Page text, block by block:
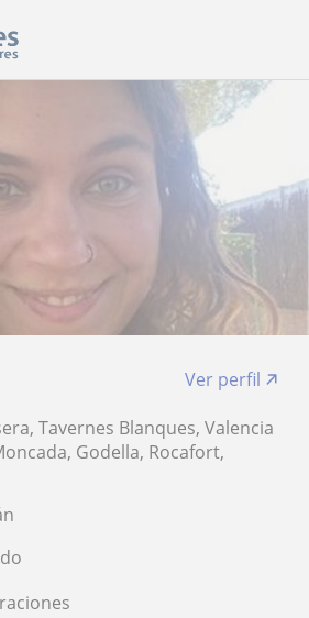
Ver perfil
Tavernes Blanques, Valencia
Godella, Rocafort,